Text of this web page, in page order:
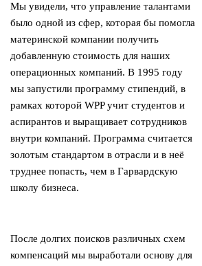
Мы увидели, что управление талантами
было одной из сфер, которая бы помогла
материнской компании получить
добавленную стоимость для наших
операционных компаний. В 1995 году
мы запустили программу стипендий, в
рамках которой WPP учит студентов и
аспирантов и выращивает сотрудников
внутри компаний. Программа считается
золотым стандартом в отрасли и в неё
труднее попасть, чем в Гарвардскую
школу бизнеса.
После долгих поисков различных схем
компенсаций мы выработали основу для